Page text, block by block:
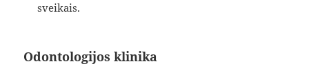
sveikais.
Odontologijos klinika